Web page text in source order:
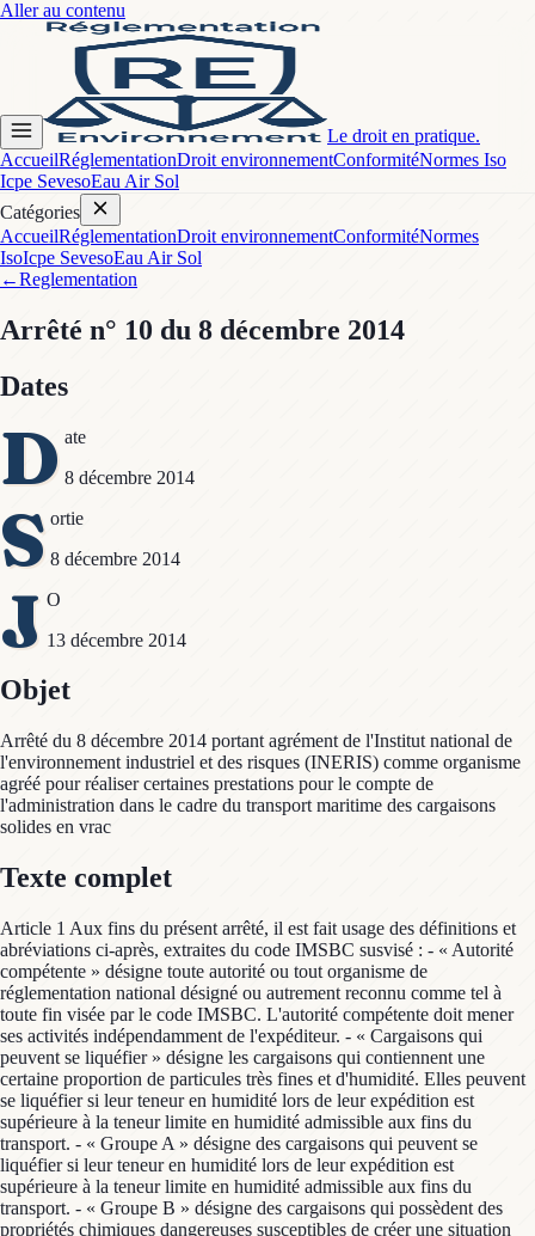
Aller au contenu
Le droit en pratique.
AccueilRéglementationDroit environnementConformitéNormes Iso
Icpe SevesoEau Air Sol
Catégories
AccueilRéglementationDroit environnementConformitéNormes
IsoIcpe SevesoEau Air Sol
←Reglementation
Arrêté n° 10 du 8 décembre 2014
Dates
D ate
8 décembre 2014
S ortie
8 décembre 2014
J O
13 décembre 2014
Objet
Arrêté du 8 décembre 2014 portant agrément de l'Institut national de
l'environnement industriel et des risques (INERIS) comme organisme
agréé pour réaliser certaines prestations pour le compte de
l'administration dans le cadre du transport maritime des cargaisons
solides en vrac
Texte complet
Article 1 Aux fins du présent arrêté, il est fait usage des définitions et
abréviations ci-après, extraites du code IMSBC susvisé : - « Autorité
compétente » désigne toute autorité ou tout organisme de
réglementation national désigné ou autrement reconnu comme tel à
toute fin visée par le code IMSBC. L'autorité compétente doit mener
ses activités indépendamment de l'expéditeur. - « Cargaisons qui
peuvent se liquéfier » désigne les cargaisons qui contiennent une
certaine proportion de particules très fines et d'humidité. Elles peuvent
se liquéfier si leur teneur en humidité lors de leur expédition est
supérieure à la teneur limite en humidité admissible aux fins du
transport. - « Groupe A » désigne des cargaisons qui peuvent se
liquéfier si leur teneur en humidité lors de leur expédition est
supérieure à la teneur limite en humidité admissible aux fins du
transport. - « Groupe B » désigne des cargaisons qui possèdent des
propriétés chimiques dangereuses susceptibles de créer une situation